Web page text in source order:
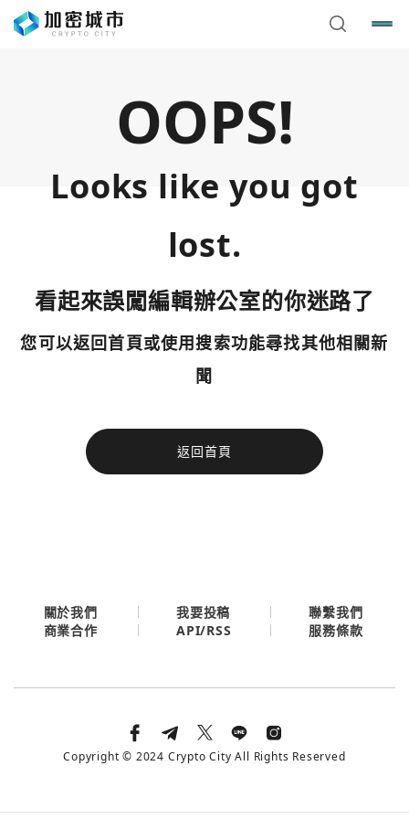
OOPS!
Looks like you got
lost.
看起來誤闖編輯辦公室的你迷路了
您可以返回首頁或使用搜索功能尋找其他相關新
聞
返回首頁
今日熱門
使用以下帳號繼續
您已閒置5分鐘，請點擊關閉按鈕或空白處，即可回到加密
今日熱門
關於我們 我要投稿
聯繫我們
商業合作
API/RSS 服務條款
Copyright © 2024 Crypto City All Rights Reserved